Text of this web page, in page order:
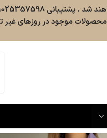
محصولات موجود در روزهای غیر